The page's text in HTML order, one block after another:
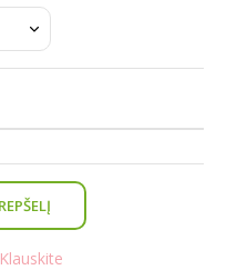
Klauskite